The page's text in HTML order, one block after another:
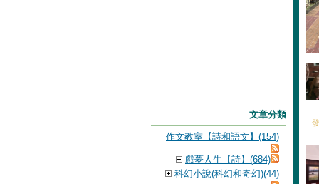
文章分類
作文教室【詩和語文】(154)
戲夢人生【詩】(684)
科幻小說(科幻和奇幻)(44)